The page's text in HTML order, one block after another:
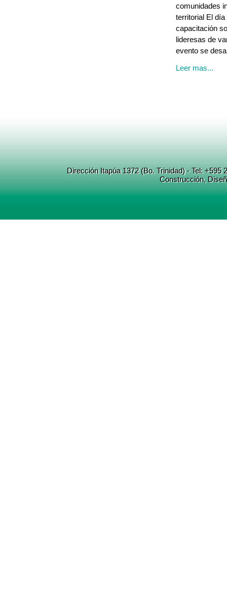
comunidades
territorial El
capacitación
lideresas de
evento se
Leer mas...
Dirección Itapúa 1372 (Bo. Trinidad) - Tel:
Construcción,